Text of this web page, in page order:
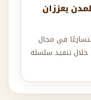
يعززان
في مجال
خلال تنفيذ سلسلة